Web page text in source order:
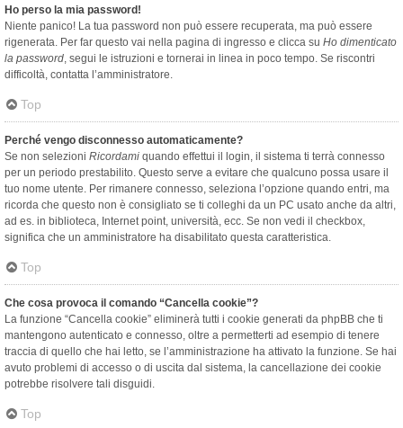
Ho perso la mia password!
Niente panico! La tua password non può essere recuperata, ma può essere
rigenerata. Per far questo vai nella pagina di ingresso e clicca su Ho dimenticato
la password, segui le istruzioni e tornerai in linea in poco tempo. Se riscontri
difficoltà, contatta l’amministratore.
Top
Perché vengo disconnesso automaticamente?
Se non selezioni Ricordami quando effettui il login, il sistema ti terrà connesso
per un periodo prestabilito. Questo serve a evitare che qualcuno possa usare il
tuo nome utente. Per rimanere connesso, seleziona l’opzione quando entri, ma
ricorda che questo non è consigliato se ti colleghi da un PC usato anche da altri,
ad es. in biblioteca, Internet point, università, ecc. Se non vedi il checkbox,
significa che un amministratore ha disabilitato questa caratteristica.
Top
Che cosa provoca il comando “Cancella cookie”?
La funzione “Cancella cookie” eliminerà tutti i cookie generati da phpBB che ti
mantengono autenticato e connesso, oltre a permetterti ad esempio di tenere
traccia di quello che hai letto, se l’amministrazione ha attivato la funzione. Se hai
avuto problemi di accesso o di uscita dal sistema, la cancellazione dei cookie
potrebbe risolvere tali disguidi.
Top